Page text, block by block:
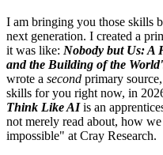
I am bringing you those skills
next generation. I created a
it was like: Nobody but Us: A
and the Building of the
wrote a second primary
skills for you right now, in
Think Like AIis an
not merely read about, how
impossible" at Cray Research.